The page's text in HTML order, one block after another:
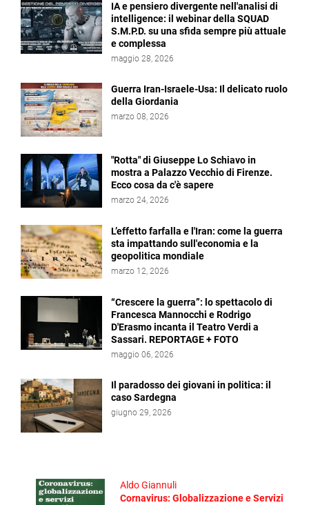
IA e pensiero divergente nell'analisi di
intelligence: il webinar della SQUAD
S.M.P.D. su una sfida sempre più attuale
e complessa
maggio 28, 2026
Guerra Iran-Israele-Usa: Il delicato ruolo
della Giordania
marzo 08, 2026
"Rotta" di Giuseppe Lo Schiavo in
mostra a Palazzo Vecchio di Firenze.
Ecco cosa da c'è sapere
marzo 24, 2026
L’effetto farfalla e l'Iran: come la guerra
sta impattando sull'economia e la
geopolitica mondiale
marzo 12, 2026
“Crescere la guerra”: lo spettacolo di
Francesca Mannocchi e Rodrigo
D'Erasmo incanta il Teatro Verdi a
Sassari. REPORTAGE + FOTO
maggio 06, 2026
Il paradosso dei giovani in politica: il
caso Sardegna
giugno 29, 2026
Aldo Giannuli
Cornavirus: Globalizzazione e Servizi